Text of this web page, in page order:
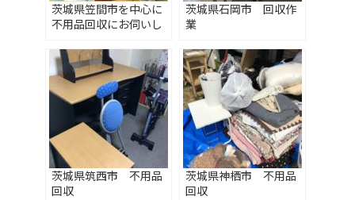
茨城県笠間市を中心に
不用品回収にお伺いし
茨城県石岡市 回収作
業
茨城県筑西市 不用品
回収
茨城県神栖市 不用品
回収